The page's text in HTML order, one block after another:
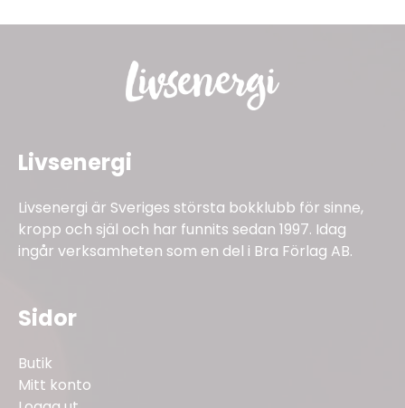
Livsenergi
Livsenergi är Sveriges största bokklubb för sinne,
kropp och själ och har funnits sedan 1997. Idag
ingår verksamheten som en del i Bra Förlag AB.
Sidor
Butik
Mitt konto